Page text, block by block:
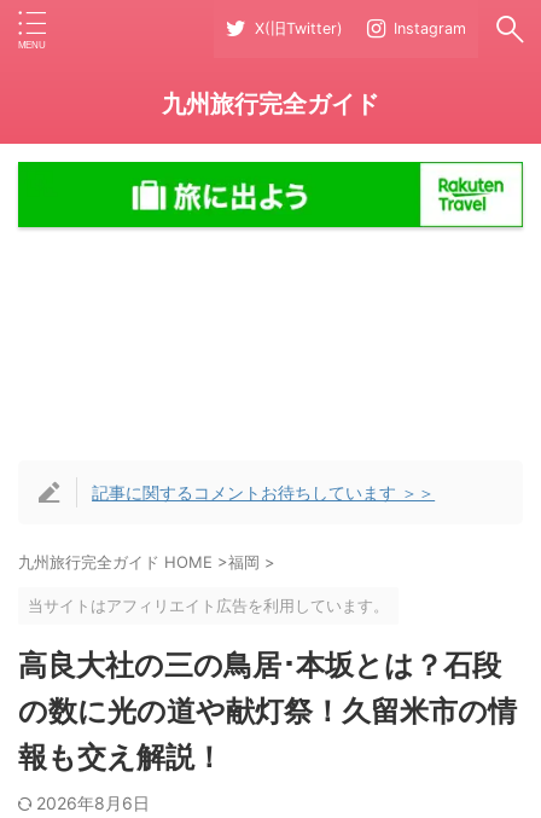
X(旧Twitter) Instagram
九州旅行完全ガイド
記事に関するコメントお待ちしています ＞＞
九州旅行完全ガイド HOME >福岡 >
当サイトはアフィリエイト広告を利用しています。
高良大社の三の鳥居･本坂とは？石段
の数に光の道や献灯祭！久留米市の情
報も交え解説！
2026年8月6日